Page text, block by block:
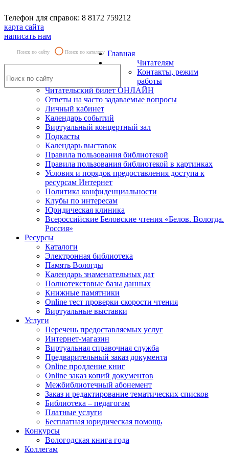
Телефон для справок: 8 8172 759212
карта сайта
написать нам
Поиск по сайту Поиск по каталогу Главная
Читателям
Контакты, режим
работы
Читательский билет ОНЛАЙН
Ответы на часто задаваемые вопросы
Личный кабинет
Календарь событий
Виртуальный концертный зал
Подкасты
Календарь выставок
Правила пользования библиотекой
Правила пользования библиотекой в картинках
Условия и порядок предоставления доступа к
ресурсам Интернет
Политика конфиденциальности
Клубы по интересам
Юридическая клиника
Всероссийские Беловские чтения «Белов. Вологда.
Россия»
Ресурсы
Каталоги
Электронная библиотека
Память Вологды
Календарь знаменательных дат
Полнотекстовые базы данных
Книжные памятники
Online тест проверки скорости чтения
Виртуальные выставки
Услуги
Перечень предоставляемых услуг
Интернет-магазин
Виртуальная справочная служба
Предварительный заказ документа
Online продление книг
Online заказ копий документов
Межбиблиотечный абонемент
Заказ и редактирование тематических списков
Библиотека – педагогам
Платные услуги
Бесплатная юридическая помощь
Конкурсы
Вологодская книга года
Коллегам